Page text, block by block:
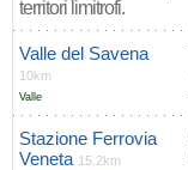
territori limitrofi.
Valle del Savena
10km
Valle
Stazione Ferrovia
Veneta 15.2km